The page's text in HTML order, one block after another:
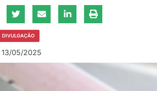
DIVULGAÇÃO
13/05/2025